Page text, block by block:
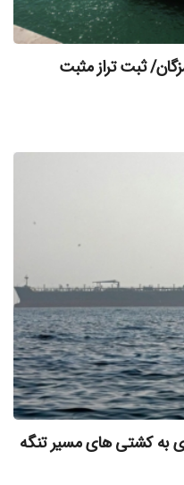
ثبت تراز مثبت
به کشتی‌ های مسیر تنگه